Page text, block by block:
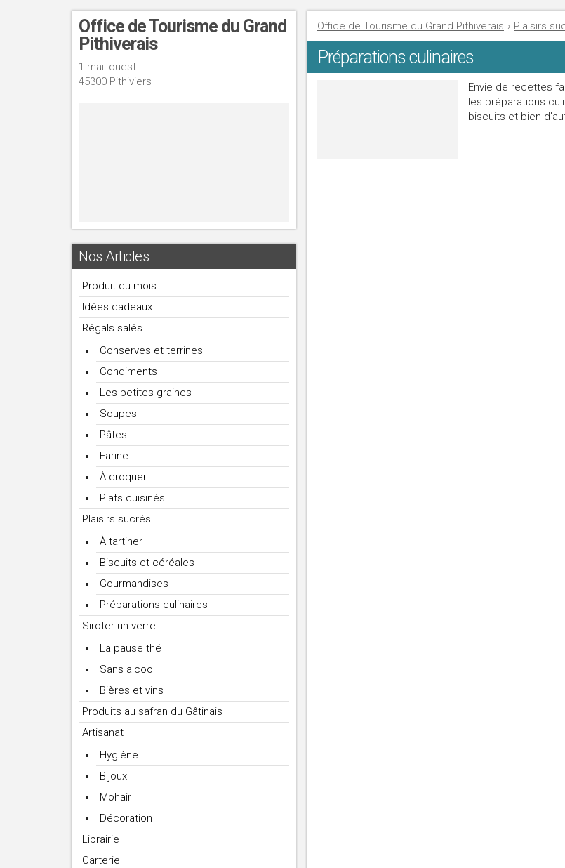
Office de Tourisme du Grand
Pithiverais
1 mail ouest
45300 Pithiviers
Nos Articles
Produit du mois
Idées cadeaux
Régals salés
Conserves et terrines
Condiments
Les petites graines
Soupes
Pâtes
Farine
À croquer
Plats cuisinés
Plaisirs sucrés
À tartiner
Biscuits et céréales
Gourmandises
Préparations culinaires
Siroter un verre
La pause thé
Sans alcool
Bières et vins
Produits au safran du Gâtinais
Artisanat
Hygiène
Bijoux
Mohair
Décoration
Librairie
Carterie
Office de Tourisme du Grand Pithiverais › Plaisirs
Préparations culinaires
Envie de recettes
les préparations
biscuits et bien